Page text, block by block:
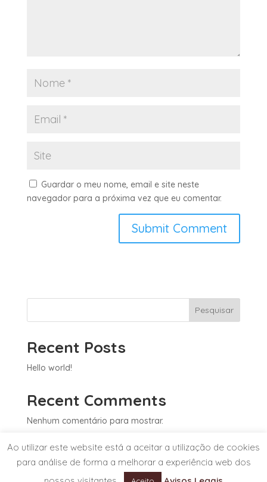
Guardar o meu nome, email e site neste
navegador para a próxima vez que eu comentar.
Pesquisar
Recent Posts
Hello world!
Recent Comments
Nenhum comentário para mostrar.
Ao utilizar este website está a aceitar a utilização de cookies
para análise de forma a melhorar a experiência web dos